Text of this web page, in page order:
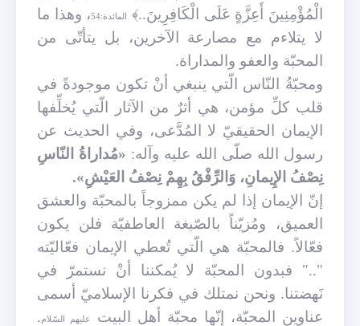
الْمُؤْمِنِينَ أَعِزَّةٍ عَلَى الْكَافِرِينَ..﴾
المائدة:54
، وهذا ما
لا يتلاءم مع مصارعة الآخرين، بل يتأتّى من
المحبّة والعفو والمداراة.
ومحبّةُ النّاس الّتي ينبغي أنْ تكون موجودةً في
قلب كلِّ مؤمن، هي أثرٌ من الآثار الّتي يُخلِّفها
الإيمان الحقيقيّ لا المُدَّعى، وفي الحديث عن
رسول الله صلّى الله عليه وآله: «مُداراةُ النّاسِ
نِصْفُ الإِيمانِ، وَالرِّفْقُ بِهِمْ نِصْفُ العَيْشِ».
إنّ الإيمان إذا لم يكن ممزوجاً بالمحبّة والعشق
العميق، ومُزيّناً بالصّبغة العاطفيّة فلن يكون
فعّالاً. فالمحبّة هي الّتي تُعطي الإيمان فعّاليّته
".." فبدون المحبّة لا يُمكننا أنْ نستمرّ في
نَهضتنا. ونحن نمتلك في فكرنا الإسلاميّ أسمى
عناوين المحبّة، إنّها محبّة أهل البيت
عليهم السّلام.